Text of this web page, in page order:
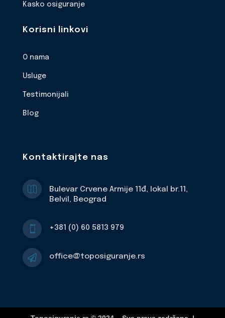
Kasko osiguranje
Korisni linkovi
O nama
Usluge
Testimonijali
Blog
Kontaktirajte nas

Bulevar Crvene Armije 11đ, lokal br.11,
Belvil, Beograd
 +381 (0) 60 5813 979
 office@toposiguranje.rs